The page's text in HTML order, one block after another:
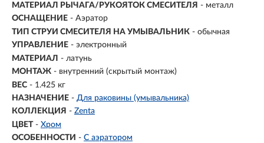
МАТЕРИАЛ РЫЧАГА/РУКОЯТОК СМЕСИТЕЛЯ - металл
ОСНАЩЕНИЕ - Аэратор
ТИП СТРУИ СМЕСИТЕЛЯ НА УМЫВАЛЬНИК - обычная
УПРАВЛЕНИЕ - электронный
МАТЕРИАЛ - латунь
МОНТАЖ - внутренний (скрытый монтаж)
ВЕС - 1.425 кг
НАЗНАЧЕНИЕ - Для раковины (умывальника)
КОЛЛЕКЦИЯ - Zenta
ЦВЕТ - Хром
ОСОБЕННОСТИ - С аэратором